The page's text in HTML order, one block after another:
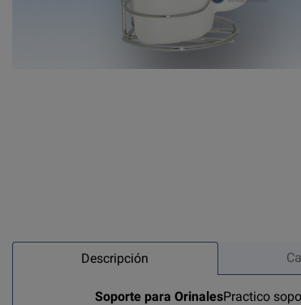
Descripción
Soporte para OrinalesPractico